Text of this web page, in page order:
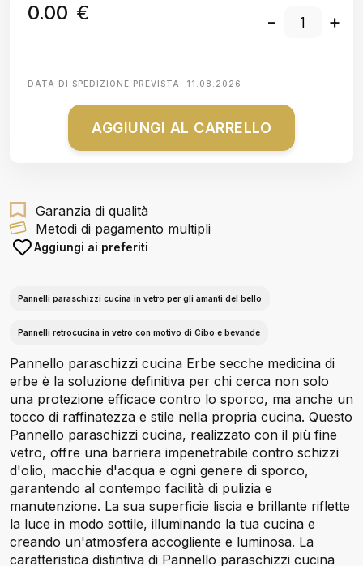
0.00 € - +
DATA DI SPEDIZIONE PREVISTA: 11.08.2026
AGGIUNGI AL CARRELLO
Garanzia di qualità
Metodi di pagamento multipli
Aggiungi ai preferiti
Pannelli paraschizzi cucina in vetro per gli amanti del bello
Pannelli retrocucina in vetro con motivo di Cibo e bevande
Pannello paraschizzi cucina Erbe secche medicina di
erbe è la soluzione definitiva per chi cerca non solo
una protezione efficace contro lo sporco, ma anche un
tocco di raffinatezza e stile nella propria cucina. Questo
Pannello paraschizzi cucina, realizzato con il più fine
vetro, offre una barriera impenetrabile contro schizzi
d'olio, macchie d'acqua e ogni genere di sporco,
garantendo al contempo facilità di pulizia e
manutenzione. La sua superficie liscia e brillante riflette
la luce in modo sottile, illuminando la tua cucina e
creando un'atmosfera accogliente e luminosa. La
caratteristica distintiva di Pannello paraschizzi cucina